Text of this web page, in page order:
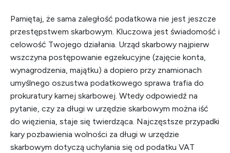
Pamiętaj, że sama zaległość podatkowa nie jest jeszcze
przestępstwem skarbowym. Kluczowa jest świadomość i
celowość Twojego działania. Urząd skarbowy najpierw
wszczyna postępowanie egzekucyjne (zajęcie konta,
wynagrodzenia, majątku) a dopiero przy znamionach
umyślnego oszustwa podatkowego sprawa trafia do
prokuratury karnej skarbowej. Wtedy odpowiedź na
pytanie, czy za długi w urzędzie skarbowym można iść
do więzienia, staje się twierdząca. Najczęstsze przypadki
kary pozbawienia wolności za długi w urzędzie
skarbowym dotyczą uchylania się od podatku VAT